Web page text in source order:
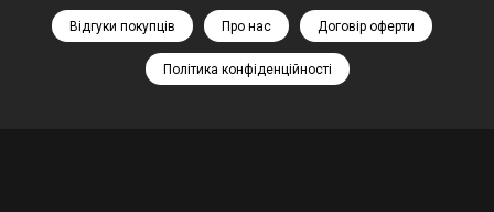
Відгуки покупців Про нас Договір оферти
Політика конфіденційності